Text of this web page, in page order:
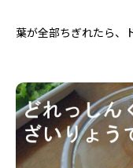
葉が全部ちぎれたら、